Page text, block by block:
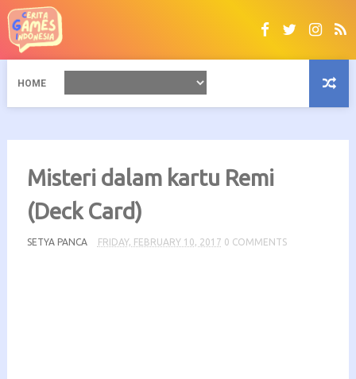
HOME
Misteri dalam kartu Remi
(Deck Card)
SETYA PANCA FRIDAY, FEBRUARY 10, 2017 0 COMMENTS